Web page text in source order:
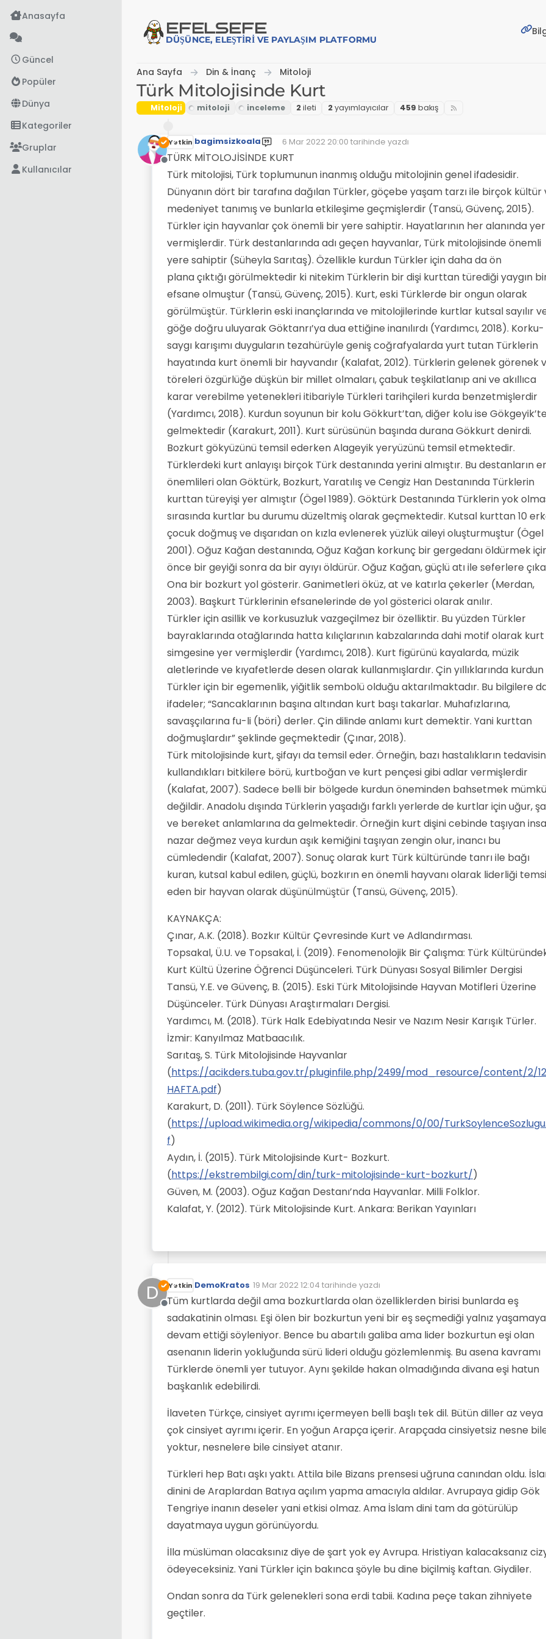
İçeriğe atla
Anasayfa
Güncel
Popüler
Dünya
Kategoriler
Gruplar
Kullanıcılar
EFELSEFE
DÜŞÜNCE, ELEŞTIRI VE PAYLAŞIM PLATFORMU
Ana Sayfa Din & İnanç Mitoloji
Türk Mitolojisinde Kurt
Mitoloji 2i̇leti 2 yayımlayıcılar 459 bakış
Çevrimdışı
Yetkin bagimsizkoala 6 Mar 2022 20:00 tarihinde yazdı
Son düzenleyen:
TÜRK MİTOLOJİSİNDE KURT
Türk mitolojisi, Türk toplumunun inanmış olduğu mitolojinin genel ifadesidir.
Dünyanın dört bir tarafına dağılan Türkler, göçebe yaşam tarzı ile birçok kültür
medeniyet tanımış ve bunlarla etkileşime geçmişlerdir (Tansü, Güvenç, 2015).
Türkler için hayvanlar çok önemli bir yere sahiptir. Hayatlarının her alanında yer
vermişlerdir. Türk destanlarında adı geçen hayvanlar, Türk mitolojisinde önemli
yere sahiptir (Süheyla Sarıtaş). Özellikle kurdun Türkler için daha da ön
plana çıktığı görülmektedir ki nitekim Türklerin bir dişi kurttan türediği yaygın
efsane olmuştur (Tansü, Güvenç, 2015). Kurt, eski Türklerde bir ongun olarak
görülmüştür. Türklerin eski inançlarında ve mitolojilerinde kurtlar kutsal sayılır
göğe doğru uluyarak Göktanrı’ya dua ettiğine inanılırdı (Yardımcı, 2018). Korku-
saygı karışımı duyguların tezahürüyle geniş coğrafyalarda yurt tutan Türklerin
hayatında kurt önemli bir hayvandır (Kalafat, 2012). Türklerin gelenek görenek
töreleri özgürlüğe düşkün bir millet olmaları, çabuk teşkilatlanıp ani ve akıllıca
karar verebilme yetenekleri itibariyle Türkleri tarihçileri kurda benzetmişlerdir
(Yardımcı, 2018). Kurdun soyunun bir kolu Gökkurt’tan, diğer kolu ise
gelmektedir (Karakurt, 2011). Kurt sürüsünün başında durana Gökkurt denirdi.
Bozkurt gökyüzünü temsil ederken Alageyik yeryüzünü temsil etmektedir.
Türklerdeki kurt anlayışı birçok Türk destanında yerini almıştır. Bu destanların
önemlileri olan Göktürk, Bozkurt, Yaratılış ve Cengiz Han Destanında Türklerin
kurttan türeyişi yer almıştır (Ögel 1989). Göktürk Destanında Türklerin yok
sırasında kurtlar bu durumu düzeltmiş olarak geçmektedir. Kutsal kurttan 10
çocuk doğmuş ve dışarıdan on kızla evlenerek yüzlük aileyi oluşturmuştur (Ögel
2001). Oğuz Kağan destanında, Oğuz Kağan korkunç bir gergedanı öldürmek
önce bir geyiği sonra da bir ayıyı öldürür. Oğuz Kağan, güçlü atı ile seferlere
Ona bir bozkurt yol gösterir. Ganimetleri öküz, at ve katırla çekerler (Merdan,
2003). Başkurt Türklerinin efsanelerinde de yol gösterici olarak anılır.
Türkler için asillik ve korkusuzluk vazgeçilmez bir özelliktir. Bu yüzden Türkler
bayraklarında otağlarında hatta kılıçlarının kabzalarında dahi motif olarak kurt
simgesine yer vermişlerdir (Yardımcı, 2018). Kurt figürünü kayalarda, müzik
aletlerinde ve kıyafetlerde desen olarak kullanmışlardır. Çin yıllıklarında kurdun
Türkler için bir egemenlik, yiğitlik sembolü olduğu aktarılmaktadır. Bu bilgilere
ifadeler; “Sancaklarının başına altından kurt başı takarlar. Muhafızlarına,
savaşçılarına fu-li (böri) derler. Çin dilinde anlamı kurt demektir. Yani kurttan
doğmuşlardır” şeklinde geçmektedir (Çınar, 2018).
Türk mitolojisinde kurt, şifayı da temsil eder. Örneğin, bazı hastalıkların
kullandıkları bitkilere börü, kurtboğan ve kurt pençesi gibi adlar vermişlerdir
(Kalafat, 2007). Sadece belli bir bölgede kurdun öneminden bahsetmek
değildir. Anadolu dışında Türklerin yaşadığı farklı yerlerde de kurtlar için uğur,
ve bereket anlamlarına da gelmektedir. Örneğin kurt dişini cebinde taşıyan
nazar değmez veya kurdun aşık kemiğini taşıyan zengin olur, inancı bu
cümledendir (Kalafat, 2007). Sonuç olarak kurt Türk kültüründe tanrı ile bağı
kuran, kutsal kabul edilen, güçlü, bozkırın en önemli hayvanı olarak liderliği
eden bir hayvan olarak düşünülmüştür (Tansü, Güvenç, 2015).
KAYNAKÇA:
Çınar, A.K. (2018). Bozkır Kültür Çevresinde Kurt ve Adlandırması.
Topsakal, Ü.U. ve Topsakal, İ. (2019). Fenomenolojik Bir Çalışma: Türk
Kurt Kültü Üzerine Öğrenci Düşünceleri. Türk Dünyası Sosyal Bilimler Dergisi
Tansü, Y.E. ve Güvenç, B. (2015). Eski Türk Mitolojisinde Hayvan Motifleri Üzerine
Düşünceler. Türk Dünyası Araştırmaları Dergisi.
Yardımcı, M. (2018). Türk Halk Edebiyatında Nesir ve Nazım Nesir Karışık Türler.
İzmir: Kanyılmaz Matbaacılık.
Sarıtaş, S. Türk Mitolojisinde Hayvanlar
(https://acikders.tuba.gov.tr/pluginfile.php/2499/mod_resource/content/2/
HAFTA.pdf)
Karakurt, D. (2011). Türk Söylence Sözlüğü.
(https://upload.wikimedia.org/wikipedia/commons/0/00/
f)
Aydın, İ. (2015). Türk Mitolojisinde Kurt- Bozkurt.
(https://ekstrembilgi.com/din/turk-mitolojisinde-kurt-bozkurt/)
Güven, M. (2003). Oğuz Kağan Destanı’nda Hayvanlar. Milli Folklor.
Kalafat, Y. (2012). Türk Mitolojisinde Kurt. Ankara: Berikan Yayınları
D
Çevrimdışı
Yetkin DemoKratos 19 Mar 2022 12:04 tarihinde yazdı
Son düzenleyen:
Tüm kurtlarda değil ama bozkurtlarda olan özelliklerden birisi bunlarda eş
sadakatinin olması. Eşi ölen bir bozkurtun yeni bir eş seçmediği yalnız yaşamaya
devam ettiği söyleniyor. Bence bu abartılı galiba ama lider bozkurtun eşi olan
asenanın liderin yokluğunda sürü lideri olduğu gözlemlenmiş. Bu asena kavramı
Türklerde önemli yer tutuyor. Aynı şekilde hakan olmadığında divana eşi hatun
başkanlık edebilirdi.
İlaveten Türkçe, cinsiyet ayrımı içermeyen belli başlı tek dil. Bütün diller az veya
çok cinsiyet ayrımı içerir. En yoğun Arapça içerir. Arapçada cinsiyetsiz nesne
yoktur, nesnelere bile cinsiyet atanır.
Türkleri hep Batı aşkı yaktı. Attila bile Bizans prensesi uğruna canından oldu.
dinini de Araplardan Batıya açılım yapma amacıyla aldılar. Avrupaya gidip Gök
Tengriye inanın deseler yani etkisi olmaz. Ama İslam dini tam da götürülüp
dayatmaya uygun görünüyordu.
İlla müslüman olacaksınız diye de şart yok ey Avrupa. Hristiyan kalacaksanız
ödeyeceksiniz. Yani Türkler için bakınca şöyle bu dine biçilmiş kaftan. Giydiler.
Ondan sonra da Türk gelenekleri sona erdi tabii. Kadına peçe takan zihniyete
geçtiler.